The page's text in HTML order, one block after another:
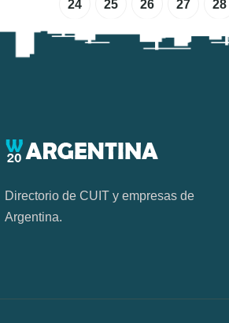
24 25 26 27 28
Directorio de CUIT y empresas de
Argentina.